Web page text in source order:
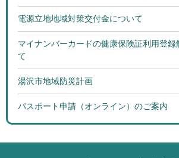
電源立地地域対策交付金について
マイナンバーカードの健康保険証利用登録
て
湯沢市地域防災計画
パスポート申請（オンライン）のご案内